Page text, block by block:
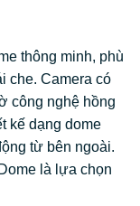
thông minh, phù
che. Camera có
công nghệ hồng
kế dạng dome
từ bên ngoài.
là lựa chọn